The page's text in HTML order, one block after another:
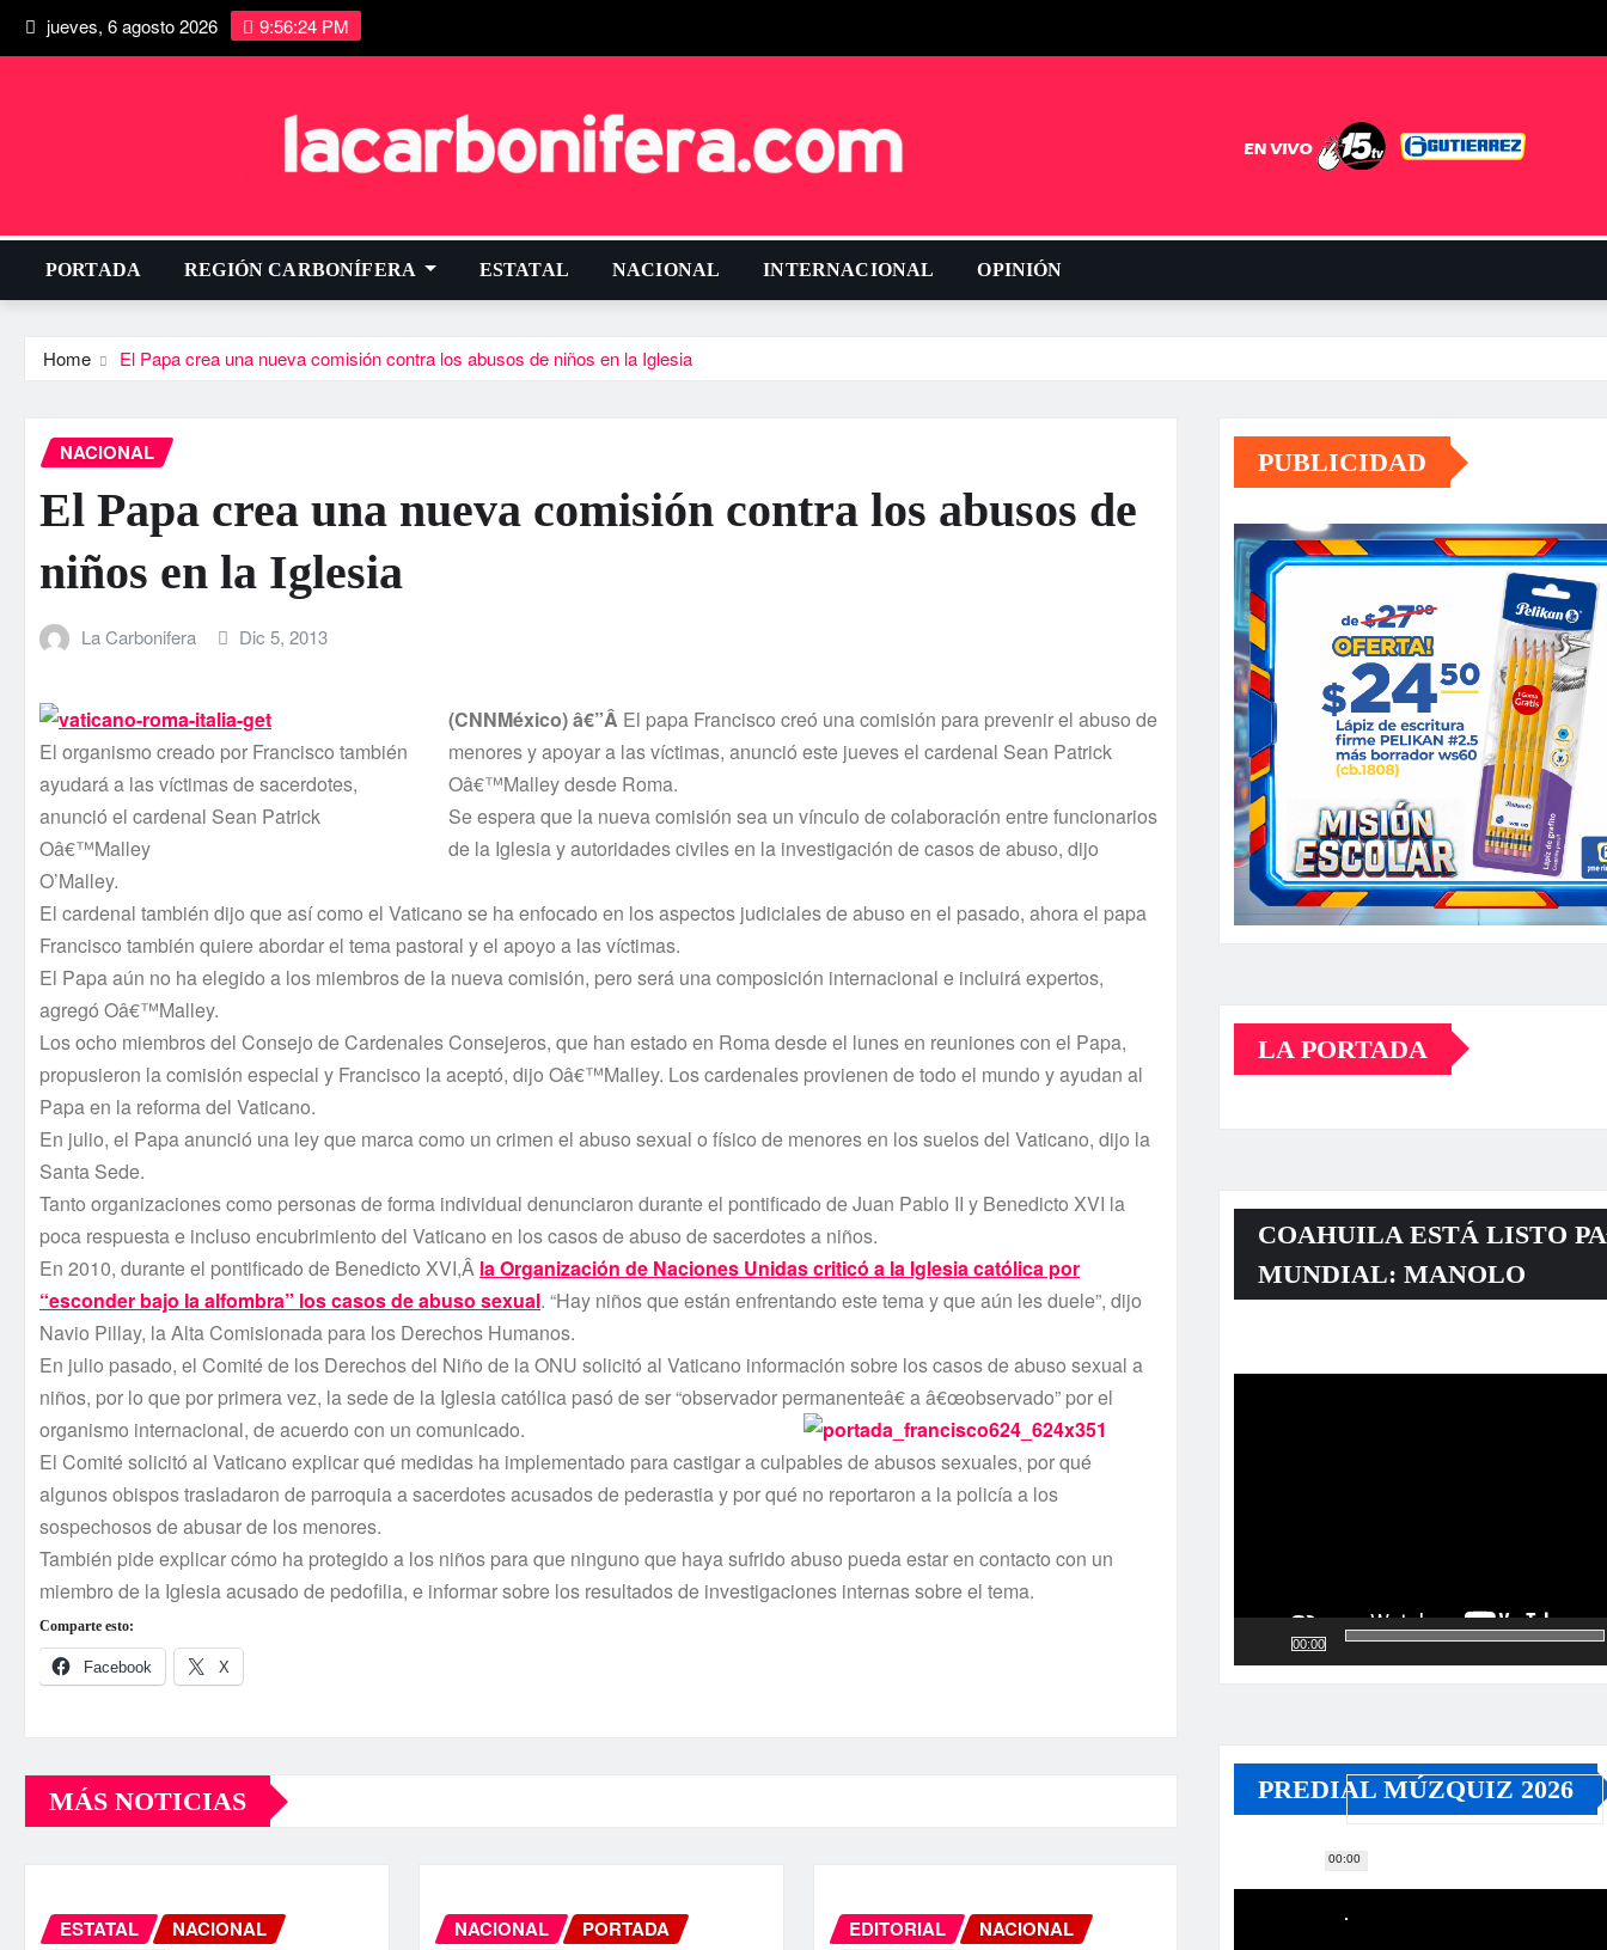
jueves, 6 agosto 2026 9:56:25 PM
PORTADA REGIÓN CARBONÍFERA ESTATAL NACIONAL INTERNACIONAL OPINIÓN
Home El Papa crea una nueva comisión contra los abusos de niños en la Iglesia
NACIONAL
El Papa crea una nueva comisión contra los abusos de
niños en la Iglesia
La Carbonifera Dic 5, 2013
El organismo creado por Francisco también
ayudará a las ví­ctimas de sacerdotes,
anunció el cardenal Sean Patrick
Oâ€™Malley
(CNNMéxico) â€”Â El papa Francisco creó una comisión para prevenir el abuso de
menores y apoyar a las ví­ctimas, anunció este jueves el cardenal Sean Patrick
Oâ€™Malley desde Roma.
Se espera que la nueva comisión sea un ví­nculo de colaboración entre funcionarios
de la Iglesia y autoridades civiles en la investigación de casos de abuso, dijo
O’Malley.
El cardenal también dijo que así­ como el Vaticano se ha enfocado en los aspectos judiciales de abuso en el pasado, ahora el papa
Francisco también quiere abordar el tema pastoral y el apoyo a las ví­ctimas.
El Papa aún no ha elegido a los miembros de la nueva comisión, pero será una composición internacional e incluirá expertos,
agregó Oâ€™Malley.
Los ocho miembros del Consejo de Cardenales Consejeros, que han estado en Roma desde el lunes en reuniones con el Papa,
propusieron la comisión especial y Francisco la aceptó, dijo Oâ€™Malley. Los cardenales provienen de todo el mundo y ayudan al
Papa en la reforma del Vaticano.
En julio, el Papa anunció una ley que marca como un crimen el abuso sexual o fí­sico de menores en los suelos del Vaticano, dijo la
Santa Sede.
Tanto organizaciones como personas de forma individual denunciaron durante el pontificado de Juan Pablo II y Benedicto XVI la
poca respuesta e incluso encubrimiento del Vaticano en los casos de abuso de sacerdotes a niños.
En 2010, durante el pontificado de Benedicto XVI,Â la Organización de Naciones Unidas criticó a la Iglesia católica por
“esconder bajo la alfombra” los casos de abuso sexual. “Hay niños que están enfrentando este tema y que aún les duele”, dijo
Navio Pillay, la Alta Comisionada para los Derechos Humanos.
En julio pasado, el Comité de los Derechos del Niño de la ONU solicitó al Vaticano información sobre los casos de abuso sexual a
niños, por lo que por primera vez, la sede de la Iglesia católica pasó de ser “observador permanenteâ€ a â€œobservado” por el
organismo internacional, de acuerdo con un comunicado.
El Comité solicitó al Vaticano explicar qué medidas ha implementado para castigar a culpables de abusos sexuales, por qué
algunos obispos trasladaron de parroquia a sacerdotes acusados de pederastia y por qué no reportaron a la policí­a a los
sospechosos de abusar de los menores.
También pide explicar cómo ha protegido a los niños para que ninguno que haya sufrido abuso pueda estar en contacto con un
miembro de la Iglesia acusado de pedofilia, e informar sobre los resultados de investigaciones internas sobre el tema.
Comparte esto:
Facebook X
MÁS NOTICIAS
ESTATAL
NACIONAL
NACIONAL
PORTADA
EDITORIAL
NACIONAL
PUBLICIDAD
LA PORTADA
COAHUILA ESTÁ LISTO
MUNDIAL: MANOLO
00:00
00:00
PREDIAL MÚZQUIZ 2026
Reproductor